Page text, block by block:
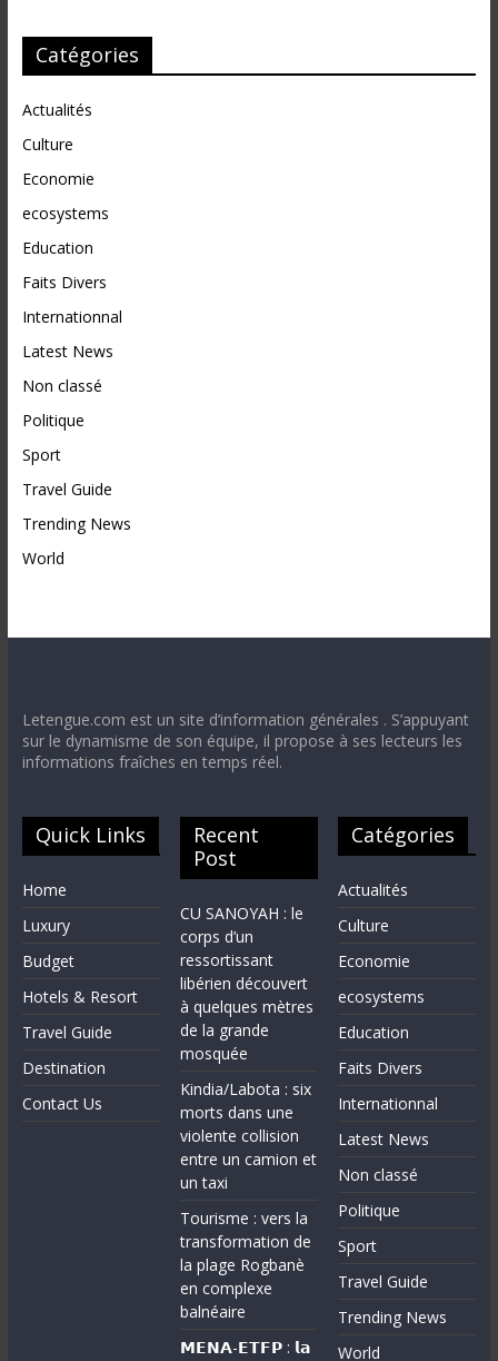
Catégories
Actualités
Culture
Economie
ecosystems
Education
Faits Divers
Internationnal
Latest News
Non classé
Politique
Sport
Travel Guide
Trending News
World
Letengue.com est un site d’information générales . S’appuyant
sur le dynamisme de son équipe, il propose à ses lecteurs les
informations fraîches en temps réel.
Quick Links
Home
Luxury
Budget
Hotels & Resort
Travel Guide
Destination
Contact Us
Recent
Post
CU SANOYAH : le
corps d’un
ressortissant
libérien découvert
à quelques mètres
de la grande
mosquée
Kindia/Labota : six
morts dans une
violente collision
entre un camion et
un taxi
Tourisme : vers la
transformation de
la plage Rogbanè
en complexe
balnéaire
𝗠𝗘𝗡𝗔-𝗘𝗧𝗙𝗣 : 𝗹𝗮
Catégories
Actualités
Culture
Economie
ecosystems
Education
Faits Divers
Internationnal
Latest News
Non classé
Politique
Sport
Travel Guide
Trending News
World